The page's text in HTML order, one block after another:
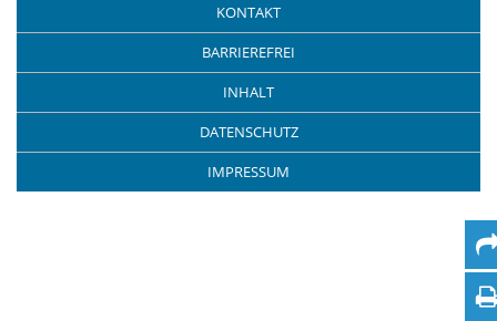
KONTAKT
BARRIEREFREI
INHALT
DATENSCHUTZ
IMPRESSUM